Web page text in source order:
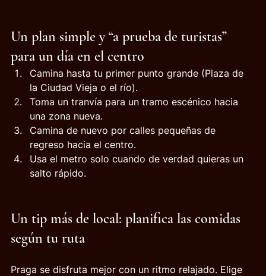
Un plan simple y “a prueba de turistas”
para un día en el centro
Camina hasta tu primer punto grande (Plaza de
la Ciudad Vieja o el río).
Toma un tranvía para un tramo escénico hacia
una zona nueva.
Camina de nuevo por calles pequeñas de
regreso hacia el centro.
Usa el metro solo cuando de verdad quieras un
salto rápido.
Un tip más de local: planifica las comidas
según tu ruta
Praga se disfruta mejor con un ritmo relajado. Elige